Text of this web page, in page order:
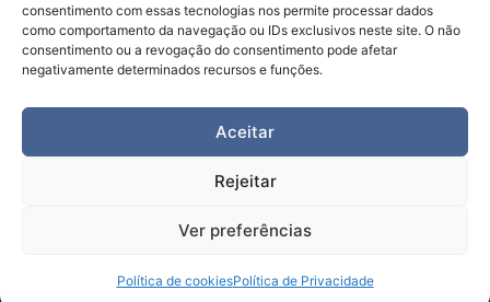
consentimento com essas tecnologias nos permite processar dados
como comportamento da navegação ou IDs exclusivos neste site. O não
consentimento ou a revogação do consentimento pode afetar
negativamente determinados recursos e funções.
Aceitar
Rejeitar
Ver preferências
Política de cookiesPolítica de Privacidade
Contato
Fone: 11 97375-4444
E-mail: contato@4camadas.com.br
Jundiaí/SP
By Design Mundi